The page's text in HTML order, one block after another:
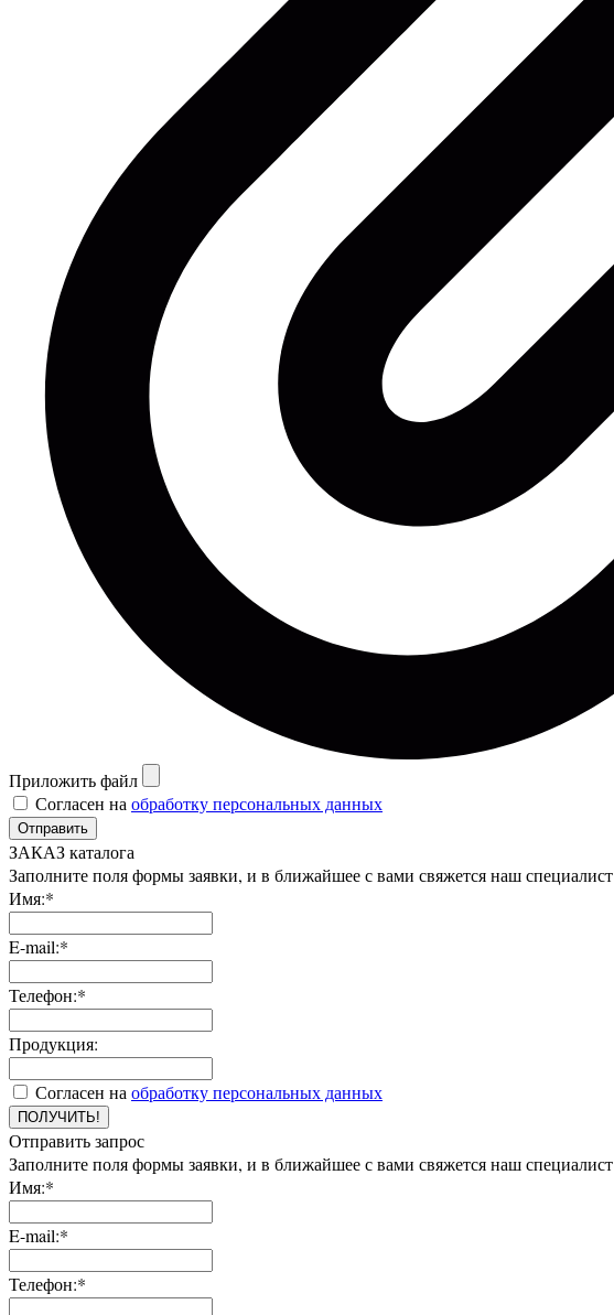
Приложить файл
Согласен на обработку персональных данных
Отправить
ЗАКАЗ каталога
Заполните поля формы заявки, и в ближайшее с вами свяжется наш специалист
Имя:*
E-mail:*
Телефон:*
Продукция:
Согласен на обработку персональных данных
ПОЛУЧИТЬ!
Отправить запрос
Заполните поля формы заявки, и в ближайшее с вами свяжется наш специалист
Имя:*
E-mail:*
Телефон:*